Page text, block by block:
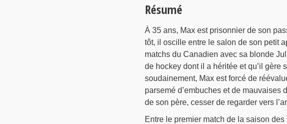
Résumé
À 35 ans, Max est prisonnier de son
tôt, il oscille entre le salon de son petit
matchs du Canadien avec sa blonde
de hockey dont il a héritée et qu’il
soudainement, Max est forcé de
parsemé d’embuches et de mauvaises
de son père, cesser de regarder vers
Entre le premier match de la saison